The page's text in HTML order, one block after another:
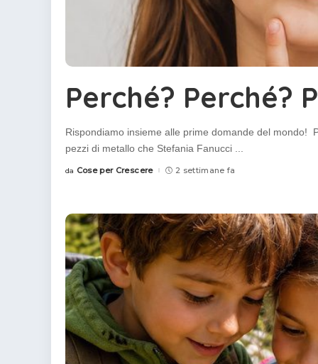
Perché? Perché?
Rispondiamo insieme alle prime domande del
pezzi di metallo che Stefania Fanucci ...
Posted
da Cose per Crescere 2 settimane fa